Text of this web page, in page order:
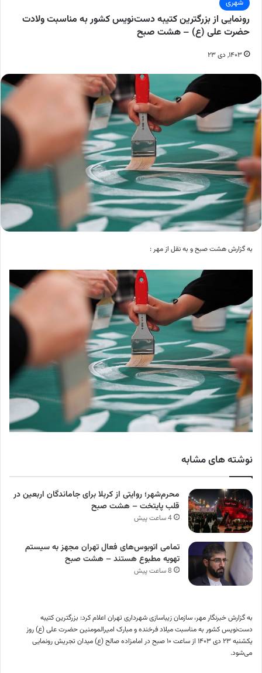
شهری
رونمایی از بزرگترین کتیبه دست‌نویس کشور به مناسبت ولادت
حضرت علی (ع) – هشت صبح
۱۴۰۳, دی ۲۳
به گزارش هشت صبح و به نقل از مهر :
نوشته های مشابه
محرم‌شهر؛ روایتی از کربلا برای جاماندگان اربعین در
قلب پایتخت – هشت صبح
4 ساعت پیش
تمامی اتوبوس‌های فعال تهران مجهز به سیستم
تهویه مطبوع هستند – هشت صبح
8 ساعت پیش
به گزارش خبرنگار مهر، سازمان زیباسازی شهرداری تهران اعلام کرد: بزرگترین کتیبه
دست‌نویس کشور به مناسبتمیلادفرخنده و مبارک امیرالمومنین حضرت علی (ع)روز
یکشنبه ۲۳ دی
از ساعت ۱۰ صبح در امامزاده صالح ( ع)میدان تجریش رونمایی
می‌شود.